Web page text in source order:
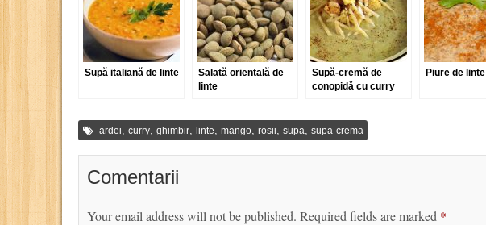
Supă italiană de linte
Salată orientală de
linte
Supă-cremă de
conopidă cu curry
Piure de linte
ardei, curry, ghimbir, linte, mango, rosii, supa, supa-crema
Comentarii
Your email address will not be published. Required fields are marked *